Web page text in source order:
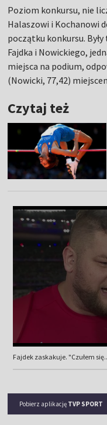
Poziom konkursu, nie
Halaszowi i Kochanowi
początku konkursu.
Fajdka i Nowickiego,
miejsca na podium,
(Nowicki, 77,42)
Czytaj też
Fajdek zaskakuje. "Czułem
Pobierz aplikację TVP SPORT